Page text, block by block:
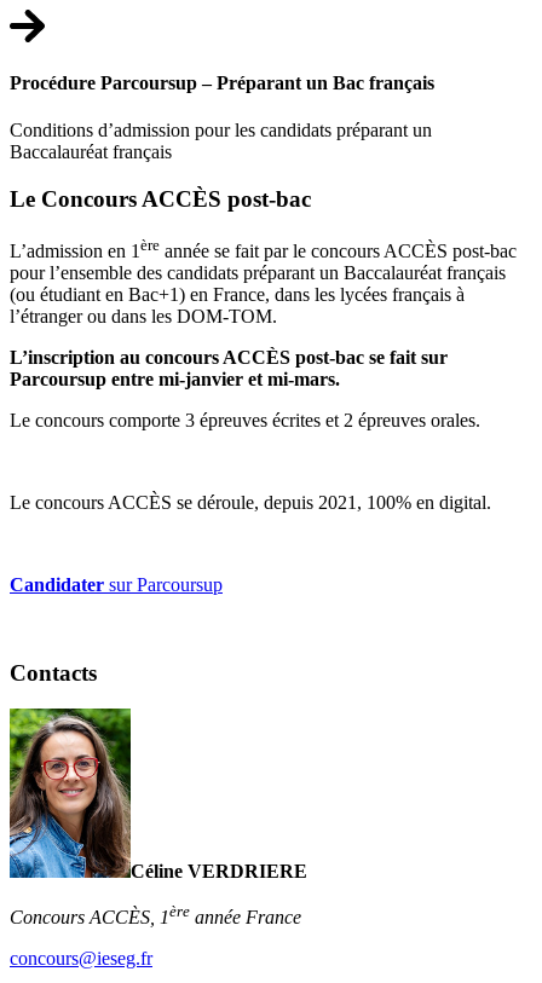
Procédure Parcoursup – Préparant un Bac français
Conditions d’admission pour les candidats préparant un
Baccalauréat français
Le Concours ACCÈS post-bac
L’admission en 1 ère année se fait par le concours ACCÈS post-bac
pour l’ensemble des candidats préparant un Baccalauréat français
(ou étudiant en Bac+1) en France, dans les lycées français à
l’étranger ou dans les DOM-TOM.
L’inscription au concours ACCÈS post-bac se fait sur
Parcoursup entre mi-janvier et mi-mars.
Le concours comporte 3 épreuves écrites et 2 épreuves orales.
Le concours ACCÈS se déroule, depuis 2021, 100% en digital.
Candidater sur Parcoursup
Contacts
Céline VERDRIERE
Concours ACCÈS, 1ère année France
concours@ieseg.fr